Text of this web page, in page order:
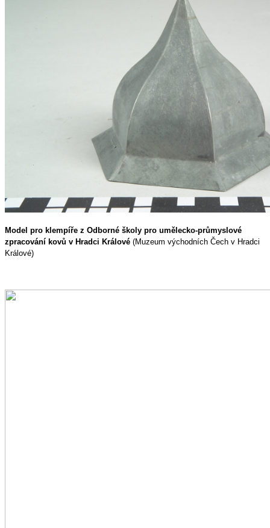
Model pro klempíře z Odborné školy pro umělecko-průmyslové
zpracování kovů v Hradci Králové (Muzeum východních Čech v Hradci
Králové)